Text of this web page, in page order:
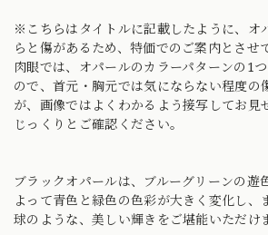
※こちらはタイトルに記載したように、オ
らと傷があるため、特価でのご案内とさせ
肉眼では、オパールのカラーパターンの1
ので、首元・胸元では気にならない程度の
が、画像ではよくわかるよう接写してお見
じっくりとご確認ください。
ブラックオパールは、ブルーグリーンの遊
よって青色と緑色の色彩が大きく変化し、
球のような、美しい輝きをご堪能いただけ